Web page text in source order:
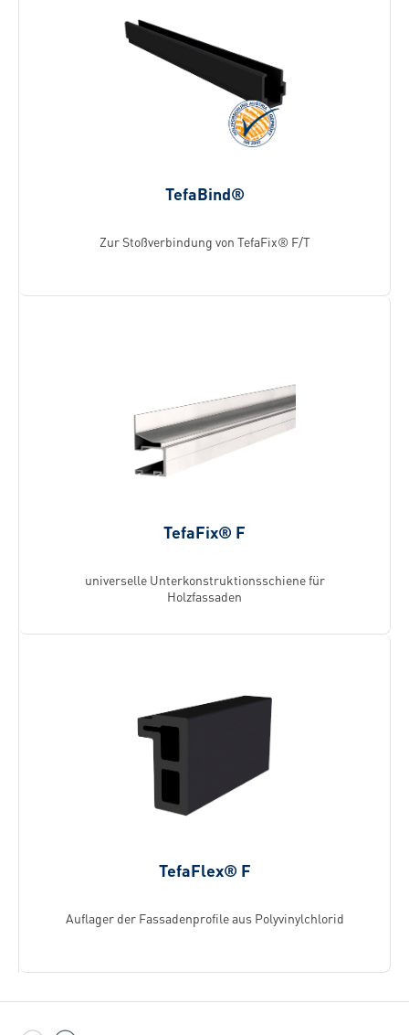
TefaBind®
Zur Stoßverbindung von TefaFix® F/T
TefaFix® F
universelle Unterkonstruktionsschiene für
Holzfassaden
TefaFlex® F
Auflager der Fassadenprofile aus Polyvinylchlorid